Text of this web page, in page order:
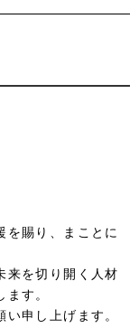
を賜り、まことに
来を切り開く人材
す。
申し上げます。